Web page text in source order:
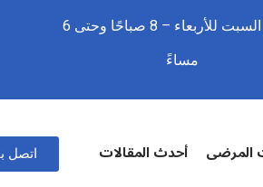
⏱️ من السبت للأربعاء – 8 صباحًا وحتى 6
مساءً
المرضى أحدث المقالات اتصل